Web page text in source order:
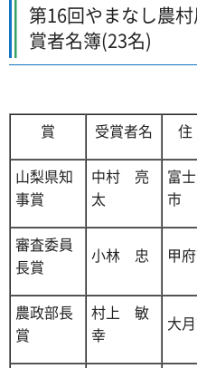
第16回やまなし農
賞者名簿(23名)
賞 受賞者名
山梨県知
事賞
中村 亮
太
富
市
審査委員
長賞
小林 忠 甲
農政部長
賞
村上 敏
幸
大